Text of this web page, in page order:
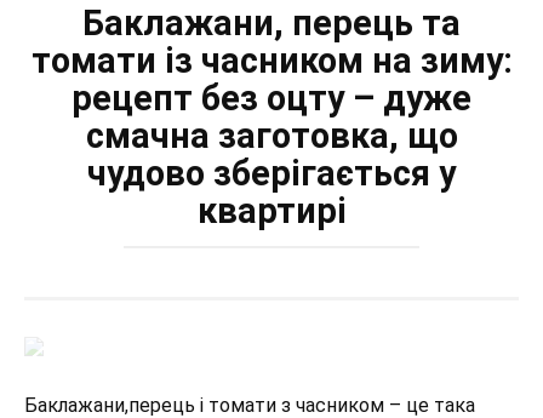
Баклажани, перець та
томати із часником на зиму:
рецепт без оцту – дуже
смачна заготовка, що
чудово зберігається у
квартирі
Баклажани,перець і томати з часником – це така